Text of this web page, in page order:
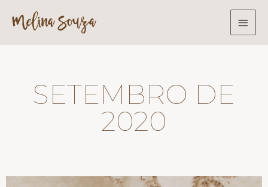
SETEMBRO DE
2020